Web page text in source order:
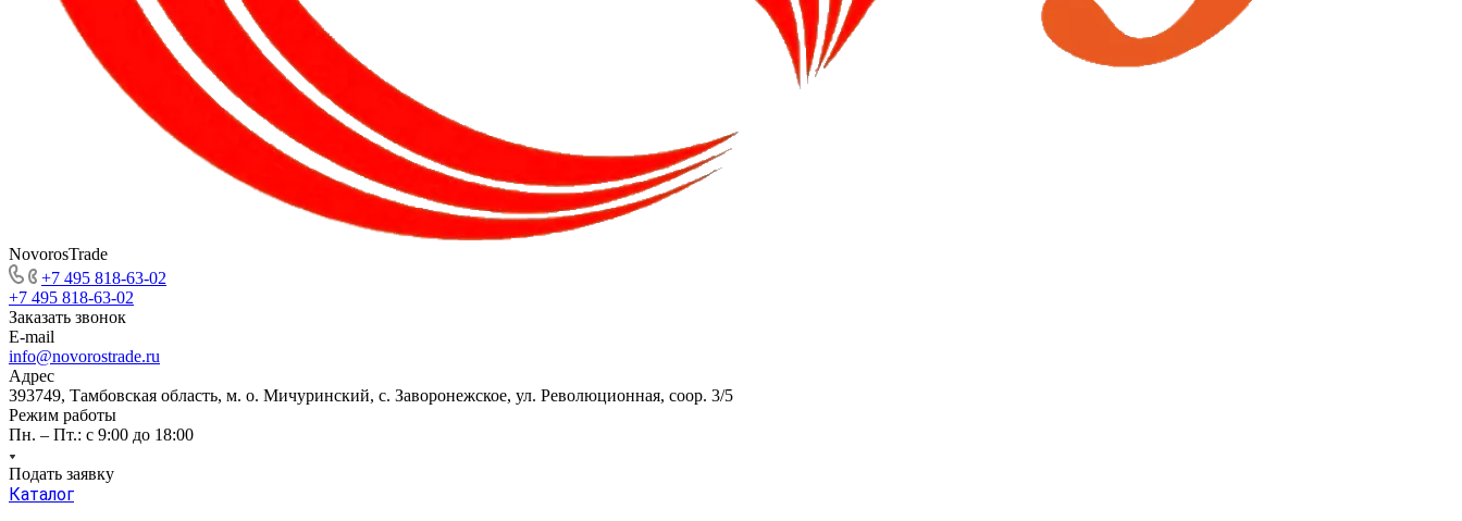
NovorosTrade
+7 495 818-63-02
+7 495 818-63-02
Заказать звонок
E-mail
info@novorostrade.ru
Адрес
393749, Тамбовская область, м. о. Мичуринский, с. Заворонежское, ул. Революционная, соор. 3/5
Режим работы
Пн. – Пт.: с 9:00 до 18:00
Подать заявку
Каталог